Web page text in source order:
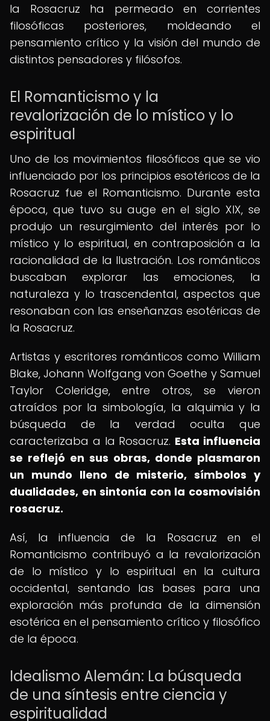
la Rosacruz ha permeado en corrientes
filosóficas posteriores, moldeando el
pensamiento crítico y la visión del mundo de
distintos pensadores y filósofos.
El Romanticismo y la
revalorización de lo místico y lo
espiritual
Uno de los movimientos filosóficos que se vio
influenciado por los principios esotéricos de la
Rosacruz fue el Romanticismo. Durante esta
época, que tuvo su auge en el siglo XIX, se
produjo un resurgimiento del interés por lo
místico y lo espiritual, en contraposición a la
racionalidad de la Ilustración. Los románticos
buscaban explorar las emociones, la
naturaleza y lo trascendental, aspectos que
resonaban con las enseñanzas esotéricas de
la Rosacruz.
Artistas y escritores románticos como William
Blake, Johann Wolfgang von Goethe y Samuel
Taylor Coleridge, entre otros, se vieron
atraídos por la simbología, la alquimia y la
búsqueda de la verdad oculta que
caracterizaba a la Rosacruz. Esta influencia
se reflejó en sus obras, donde plasmaron
un mundo lleno de misterio, símbolos y
dualidades, en sintonía con la cosmovisión
rosacruz.
Así, la influencia de la Rosacruz en el
Romanticismo contribuyó a la revalorización
de lo místico y lo espiritual en la cultura
occidental, sentando las bases para una
exploración más profunda de la dimensión
esotérica en el pensamiento crítico y filosófico
de la época.
Idealismo Alemán: La búsqueda
de una síntesis entre ciencia y
espiritualidad